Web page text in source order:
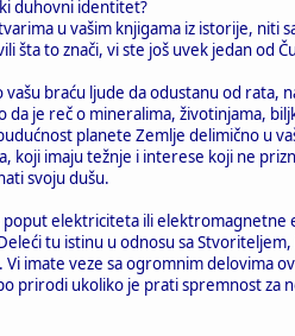
duhovni identitet?
u vašim knjigama iz istorije, niti
šta to znači, vi ste još uvek jedan od
braću ljude da odustanu od rata,
je reč o mineralima, životinjama,
planete Zemlje delimično u
koji imaju težnje i interese koji ne
svoju dušu.
elektriciteta ili
tu istinu u odnosu sa
imate veze sa ogromnim delovima
prirodi ukoliko je prati spremnost za